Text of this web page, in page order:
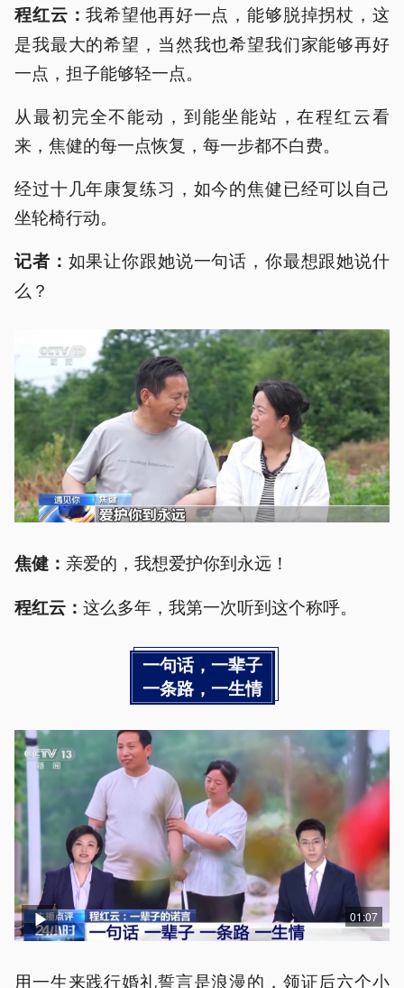
程红云：我希望他再好一点，能够脱掉拐杖，这
是我最大的希望，当然我也希望我们家能够再好
一点，担子能够轻一点。
从最初完全不能动，到能坐能站，在程红云看
来，焦健的每一点恢复，每一步都不白费。
经过十几年康复练习，如今的焦健已经可以自己
坐轮椅行动。
记者： 如果让你跟她说一句话，你最想跟她说什
么？
焦健： 亲爱的，我想爱护你到永远！
程红云： 这么多年，我第一次听到这个称呼。
一句话，一辈子
一条路，一生情
01:07
用一生来践行婚礼誓言是浪漫的，领证后六个小